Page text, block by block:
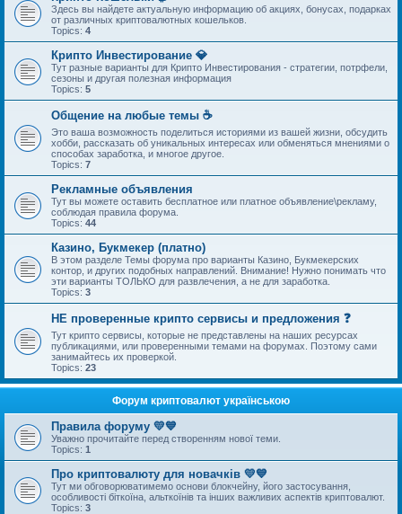
Здесь вы найдете актуальную информацию об акциях, бонусах, подарках
от различных криптовалютных кошельков.
Topics: 4
Крипто Инвестирование 💎
Тут разные варианты для Крипто Инвестирования - стратегии, потрфели,
сезоны и другая полезная информация
Topics: 5
Общение на любые темы ☕
Это ваша возможность поделиться историями из вашей жизни, обсудить
хобби, рассказать об уникальных интересах или обменяться мнениями о
способах заработка, и многое другое.
Topics: 7
Рекламные объявления
Тут вы можете оставить бесплатное или платное объявление\рекламу,
соблюдая правила форума.
Topics: 44
Казино, Букмекер (платно)
В этом разделе Темы форума про варианты Казино, Букмекерских
контор, и других подобных направлений. Внимание! Нужно понимать что
эти варианты ТОЛЬКО для развлечения, а не для заработка.
Topics: 3
НЕ проверенные крипто сервисы и предложения ❓
Тут крипто сервисы, которые не представлены на наших ресурсах
публикациями, или проверенными темами на форумах. Поэтому сами
занимайтесь их проверкой.
Topics: 23
Форум криптовалют українською
Правила форуму 💛💙
Уважно прочитайте перед створенням нової теми.
Topics: 1
Про криптовалюту для новачків 💛💙
Тут ми обговорюватимемо основи блокчейну, його застосування,
особливості біткоїна, альткоїнів та інших важливих аспектів криптовалют.
Topics: 3